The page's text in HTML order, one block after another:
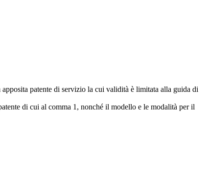
patente di servizio la cui validità è limitata alla guida di
di cui al comma 1, nonché il modello e le modalità per il